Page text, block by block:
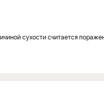
сухости считается